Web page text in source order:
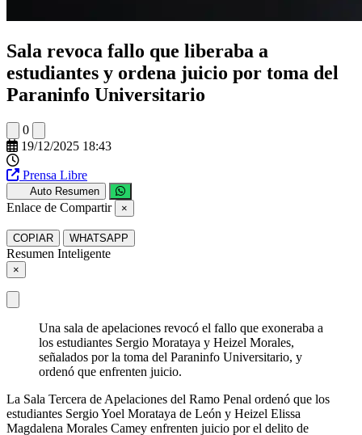
Sala revoca fallo que liberaba a
estudiantes y ordena juicio por toma del
Paraninfo Universitario
0
19/12/2025 18:43
Prensa Libre
Auto Resumen
Enlace de Compartir ×
COPIAR WHATSAPP
Resumen Inteligente
×
Una sala de apelaciones revocó el fallo que exoneraba a
los estudiantes Sergio Morataya y Heizel Morales,
señalados por la toma del Paraninfo Universitario, y
ordenó que enfrenten juicio.
La Sala Tercera de Apelaciones del Ramo Penal ordenó que los
estudiantes Sergio Yoel Morataya de León y Heizel Elissa
Magdalena Morales Camey enfrenten juicio por el delito de